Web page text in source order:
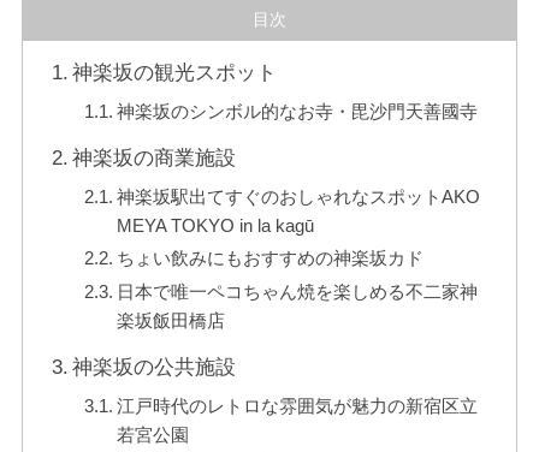
目次
神楽坂の観光スポット
神楽坂のシンボル的なお寺・毘沙門天善國寺
神楽坂の商業施設
神楽坂駅出てすぐのおしゃれなスポットAKO
MEYA TOKYO in la kagū
ちょい飲みにもおすすめの神楽坂カド
日本で唯一ペコちゃん焼を楽しめる不二家神
楽坂飯田橋店
神楽坂の公共施設
江戸時代のレトロな雰囲気が魅力の新宿区立
若宮公園